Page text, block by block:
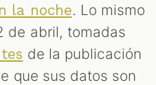
la noche. Lo mismo
de abril, tomadas
de la publicación
que sus datos son